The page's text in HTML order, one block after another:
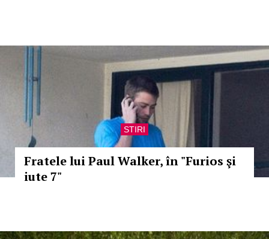
STIRI
Fratele lui Paul Walker, în "Furios şi
iute 7"